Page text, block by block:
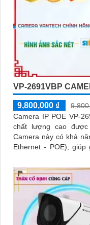
VP-2691VBP
9,800,000 ₫
Camera IP POE VP-
chất lượng cao
Camera này có khả
Ethernet - POE), giúp